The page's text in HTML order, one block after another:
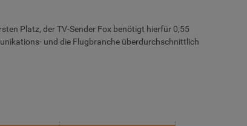
Platz, der TV-Sender Fox benötigt hierfür 0,55
und die Flugbranche überdurchschnittlich